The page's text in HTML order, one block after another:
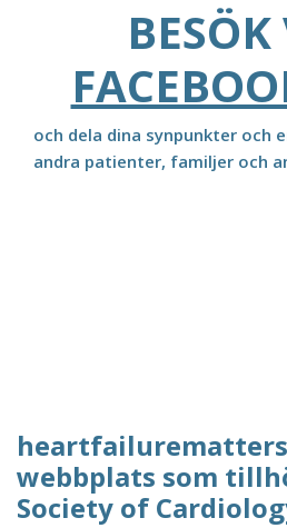
och dela dina synpunkter och
andra patienter, familjer och
webbplats som
Society of